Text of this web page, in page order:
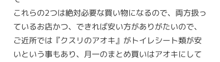
これらの2つは絶対必要な買い物になるので、両方扱っ
ているお店かつ、できれば安い方がありがたいので、
ご近所では『クスリのアオキ』がトイレシート類が安
いという事もあり、月一のまとめ買いはアオキにして